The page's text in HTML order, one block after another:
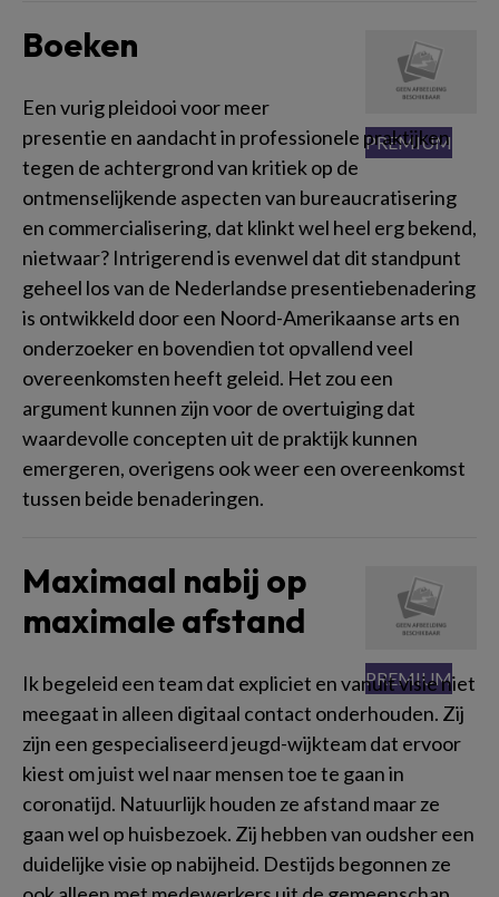
Boeken
Een vurig pleidooi voor meer
presentie en aandacht in professionele praktijken
tegen de achtergrond van kritiek op de
ontmenselijkende aspecten van bureaucratisering
en commercialisering, dat klinkt wel heel erg bekend,
nietwaar? Intrigerend is evenwel dat dit standpunt
geheel los van de Nederlandse presentiebenadering
is ontwikkeld door een Noord-Amerikaanse arts en
onderzoeker en bovendien tot opvallend veel
overeenkomsten heeft geleid. Het zou een
argument kunnen zijn voor de overtuiging dat
waardevolle concepten uit de praktijk kunnen
emergeren, overigens ook weer een overeenkomst
tussen beide benaderingen.
Maximaal nabij op
maximale afstand
Ik begeleid een team dat expliciet en vanuit visie niet
meegaat in alleen digitaal contact onderhouden. Zij
zijn een gespecialiseerd jeugd-wijkteam dat ervoor
kiest om juist wel naar mensen toe te gaan in
coronatijd. Natuurlijk houden ze afstand maar ze
gaan wel op huisbezoek. Zij hebben van oudsher een
duidelijke visie op nabijheid. Destijds begonnen ze